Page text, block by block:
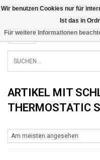
MENU
ARTIKEL MIT
THERMOSTATIC
Wir benutzen Cookies nur für
Ist das in
Für weitere Informationen